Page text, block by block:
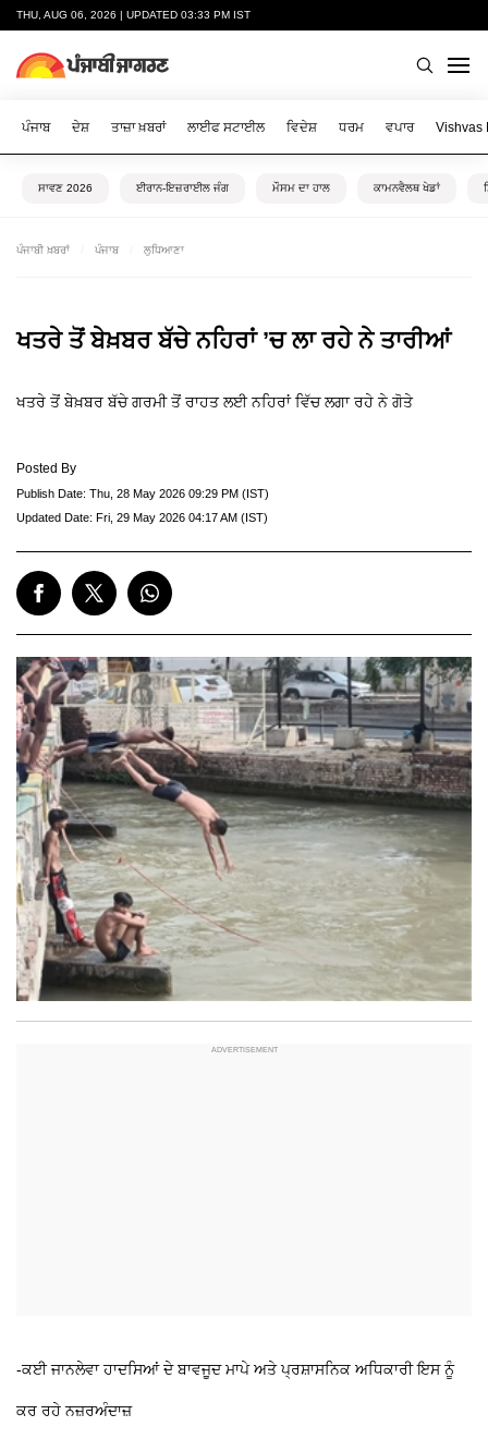
THU, AUG 06, 2026 | UPDATED 03:33 PM IST
ਪੰਜਾਬ ਦੇਸ਼ ਤਾਜ਼ਾ ਖ਼ਬਰਾਂ ਲਾਈਫ ਸਟਾਈਲ ਵਿਦੇਸ਼ ਧਰਮ ਵਪਾਰ Vishvas
ਸਾਵਣ 2026 ਈਰਾਨ-ਇਜ਼ਰਾਈਲ ਜੰਗ ਮੌਸਮ ਦਾ ਹਾਲ ਕਾਮਨਵੈਲਥ ਖੇਡਾਂ
ਪੰਜਾਬੀ ਖ਼ਬਰਾਂ ਪੰਜਾਬ ਲੁਧਿਆਣਾ
ਖਤਰੇ ਤੋਂ ਬੇਖ਼ਬਰ ਬੱਚੇ ਨਹਿਰਾਂ ’ਚ ਲਾ ਰਹੇ ਨੇ ਤਾਰੀਆਂ
ਖਤਰੇ ਤੋਂ ਬੇਖ਼ਬਰ ਬੱਚੇ ਗਰਮੀ ਤੋਂ ਰਾਹਤ ਲਈ ਨਹਿਰਾਂ ਵਿੱਚ ਲਗਾ ਰਹੇ ਨੇ ਗੋਤੇ
Posted By
Publish Date: Thu, 28 May 2026 09:29 PM (IST)
Updated Date: Fri, 29 May 2026 04:17 AM (IST)
-ਕਈ ਜਾਨਲੇਵਾ ਹਾਦਸਿਆਂ ਦੇ ਬਾਵਜੂਦ ਮਾਪੇ ਅਤੇ ਪ੍ਰਸ਼ਾਸਨਿਕ ਅਧਿਕਾਰੀ ਇਸ ਨੂੰ
ਕਰ ਰਹੇ ਨਜ਼ਰਅੰਦਾਜ਼